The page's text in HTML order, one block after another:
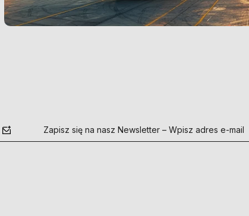
Zapisz się na nasz Newsletter – Wpisz adres e-mail